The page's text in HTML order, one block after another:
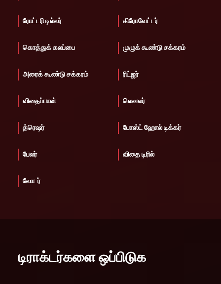
ரோட்டரி டில்லர் கிரோவேட்டர்
கொத்துக் கலப்பை முழுக் கூண்டு சக்கரம்
அரைக் கூண்டு சக்கரம் ரிட்ஜர்
விதைப்பான் லெவலர்
த்ரெஷர் போஸ்ட் ஹோல் டிக்கர்
பேலர் விதை டிரில்
லோடர்
டிராக்டர்களை ஒப்பிடுக